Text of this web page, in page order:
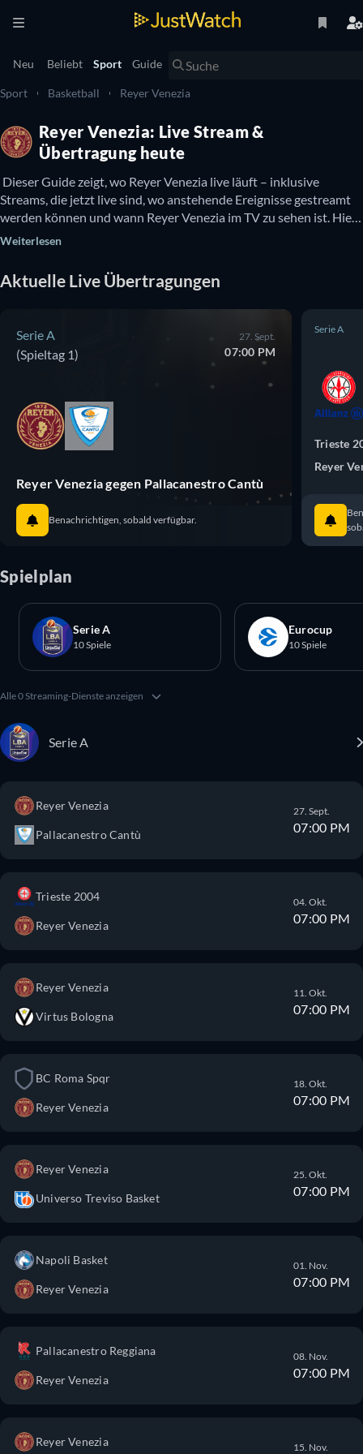
Neu Beliebt Sport Guide
Sport Basketball Reyer Venezia
Reyer Venezia: Live Stream &
Übertragung heute
Dieser Guide zeigt, wo Reyer Venezia live läuft – inklusive
Streams, die jetzt live sind, wo anstehende Ereignisse gestreamt
werden können und wann Reyer Venezia im TV zu sehen ist. Hier
gibt es auch Infos dazu, ob Reyer Venezia kostenlos online zu
Weiterlesen
Aktuelle Live Übertragungen
Serie A
(Spieltag 1)
27. Sept.
07:00 PM
Reyer Venezia gegen Pallacanestro Cantù
Benachrichtigen, sobald verfügbar.
Serie A
Trieste
Reyer
Spielplan
Serie A
10 Spiele
Eurocup
10 Spiele
Alle 0 Streaming-Dienste anzeigen
Serie A
Reyer Venezia
Pallacanestro Cantù
27. Sept.
07:00 PM
Trieste 2004
Reyer Venezia
04. Okt.
07:00 PM
Reyer Venezia
Virtus Bologna
11. Okt.
07:00 PM
BC Roma Spqr
Reyer Venezia
18. Okt.
07:00 PM
Reyer Venezia
Universo Treviso Basket
25. Okt.
07:00 PM
Napoli Basket
Reyer Venezia
01. Nov.
07:00 PM
Pallacanestro Reggiana
Reyer Venezia
08. Nov.
07:00 PM
Reyer Venezia 15. Nov.